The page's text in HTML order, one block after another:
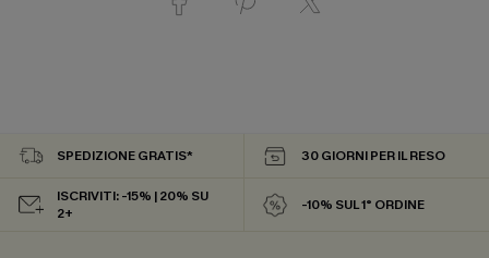
SPEDIZIONE GRATIS* 30 GIORNI PER IL RESO
ISCRIVITI: -15% | 20% SU
2+
-10% SUL 1° ORDINE